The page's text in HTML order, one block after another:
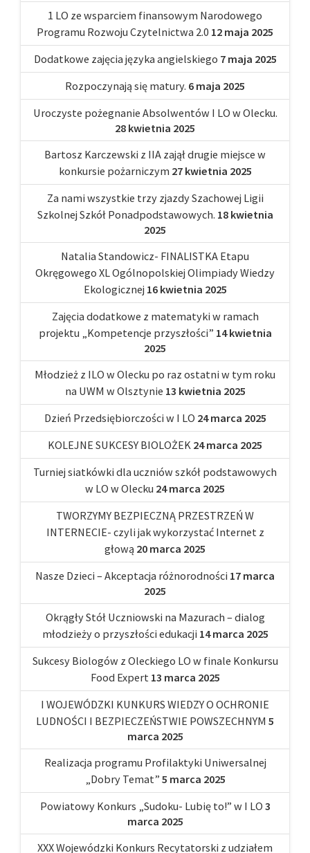
1 LO ze wsparciem finansowym Narodowego
Programu Rozwoju Czytelnictwa 2.0 12 maja 2025
Dodatkowe zajęcia języka angielskiego 7 maja 2025
Rozpoczynają się matury. 6 maja 2025
Uroczyste pożegnanie Absolwentów I LO w Olecku.
28 kwietnia 2025
Bartosz Karczewski z IIA zajął drugie miejsce w
konkursie pożarniczym 27 kwietnia 2025
Za nami wszystkie trzy zjazdy Szachowej Ligii
Szkolnej Szkół Ponadpodstawowych. 18 kwietnia
2025
Natalia Standowicz- FINALISTKA Etapu
Okręgowego XL Ogólnopolskiej Olimpiady Wiedzy
Ekologicznej 16 kwietnia 2025
Zajęcia dodatkowe z matematyki w ramach
projektu „Kompetencje przyszłości” 14 kwietnia
2025
Młodzież z ILO w Olecku po raz ostatni w tym roku
na UWM w Olsztynie 13 kwietnia 2025
Dzień Przedsiębiorczości w I LO 24 marca 2025
KOLEJNE SUKCESY BIOLOŻEK 24 marca 2025
Turniej siatkówki dla uczniów szkół podstawowych
w LO w Olecku 24 marca 2025
TWORZYMY BEZPIECZNĄ PRZESTRZEŃ W
INTERNECIE- czyli jak wykorzystać Internet z
głową 20 marca 2025
Nasze Dzieci – Akceptacja różnorodności 17 marca
2025
Okrągły Stół Uczniowski na Mazurach – dialog
młodzieży o przyszłości edukacji 14 marca 2025
Sukcesy Biologów z Oleckiego LO w finale Konkursu
Food Expert 13 marca 2025
I WOJEWÓDZKI KUNKURS WIEDZY O OCHRONIE
LUDNOŚCI I BEZPIECZEŃSTWIE POWSZECHNYM 5
marca 2025
Realizacja programu Profilaktyki Uniwersalnej
„Dobry Temat” 5 marca 2025
Powiatowy Konkurs „Sudoku- Lubię to!” w I LO 3
marca 2025
XXX Wojewódzki Konkurs Recytatorski z udziałem